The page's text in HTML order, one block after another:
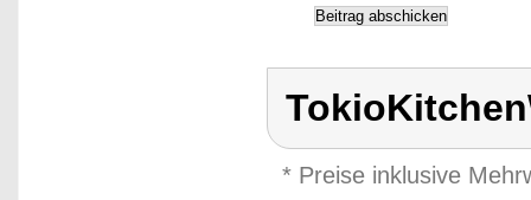
* Preise inklusive